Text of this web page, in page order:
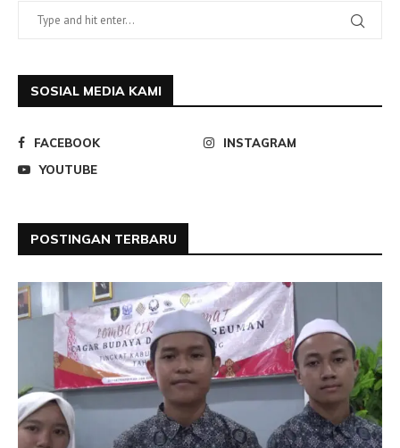
SOSIAL MEDIA KAMI
FACEBOOK
INSTAGRAM
YOUTUBE
POSTINGAN TERBARU